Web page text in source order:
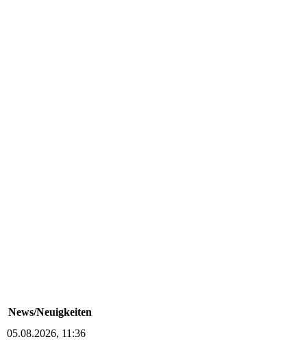
News/Neuigkeiten
05.08.2026, 11:36